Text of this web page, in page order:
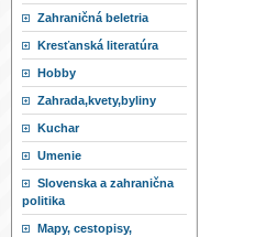
Zahraničná beletria
Kresťanská literatúra
Hobby
Zahrada,kvety,byliny
Kuchar
Umenie
Slovenska a zahranična
politika
Mapy, cestopisy,